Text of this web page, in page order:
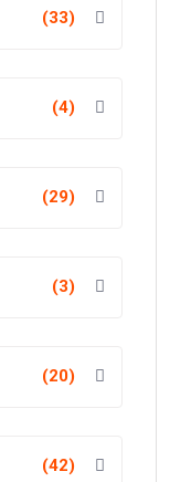
(33)
(4)
(29)
(3)
(20)
(42)